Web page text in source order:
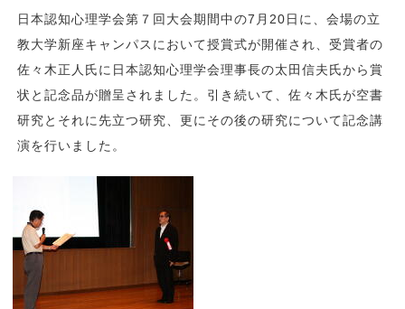
日本認知心理学会第７回大会期間中の7月20日に、会場の立
教大学新座キャンパスにおいて授賞式が開催され、受賞者の
佐々木正人氏に日本認知心理学会理事長の太田信夫氏から賞
状と記念品が贈呈されました。引き続いて、佐々木氏が空書
研究とそれに先立つ研究、更にその後の研究について記念講
演を行いました。